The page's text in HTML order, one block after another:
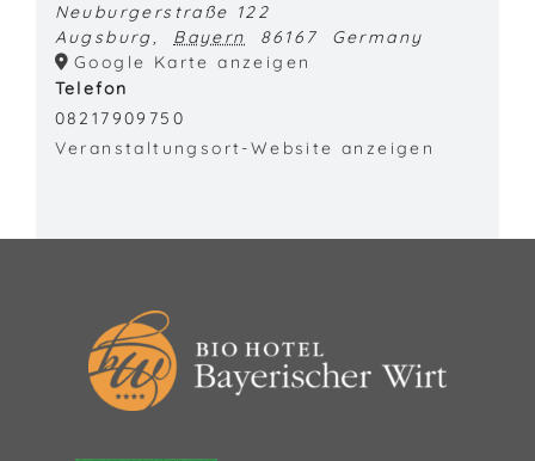
Neuburgerstraße 122
Augsburg, Bayern 86167
Germany
Google Karte anzeigen
Telefon
08217909750
Veranstaltungsort-Website anzeigen